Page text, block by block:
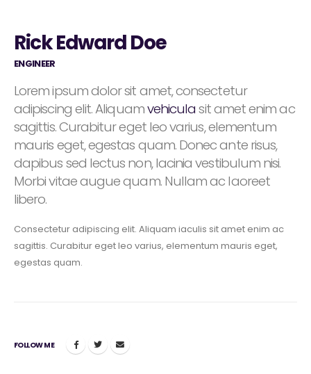
Rick Edward Doe
ENGINEER
Lorem ipsum dolor sit amet, consectetur
adipiscing elit. Aliquamvehicula sit amet enim ac
sagittis. Curabitur eget leo varius, elementum
mauris eget, egestas quam. Donec ante risus,
dapibus sed lectus non, lacinia vestibulum nisi.
Morbi vitae augue quam. Nullam ac laoreet
libero.
Consectetur adipiscing elit. Aliquam iaculis sit amet enim ac
sagittis. Curabitur eget leo varius, elementum mauris eget,
egestas quam.
FOLLOW ME